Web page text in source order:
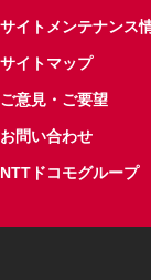
サイトメンテナンス
サイトマップ
ご意見・ご要望
お問い合わせ
NTTドコモグループ